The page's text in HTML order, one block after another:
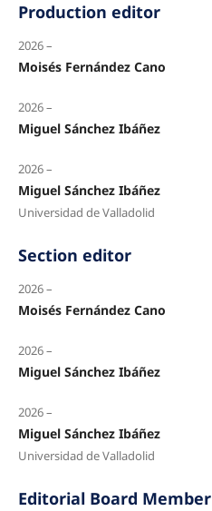
Production editor
2026 –
Moisés Fernández Cano
2026 –
Miguel Sánchez Ibáñez
2026 –
Miguel Sánchez Ibáñez
Universidad de Valladolid
Section editor
2026 –
Moisés Fernández Cano
2026 –
Miguel Sánchez Ibáñez
2026 –
Miguel Sánchez Ibáñez
Universidad de Valladolid
Editorial Board Member